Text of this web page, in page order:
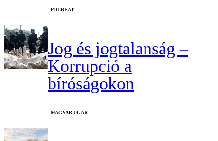
‎POLBEAT
Jog és jogtalanság –
Korrupció a
bíróságokon
MAGYAR UGAR